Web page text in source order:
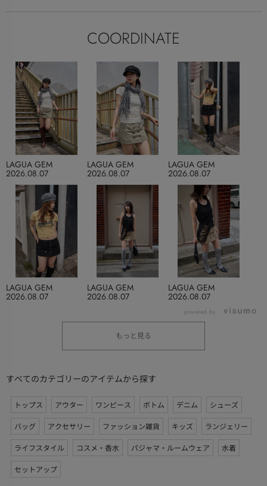
COORDINATE
2026.08.07
LAGUA GEM
2026.08.07
LAGUA GEM
2026.08.07
LAGUA GEM
2026.08.07
LAGUA GEM
2026.08.07
LAGUA GEM
2026.08.07
LAGUA GEM
powered by
もっと見る
すべてのカテゴリーのアイテムから探す
トップス アウター ワンピース ボトム デニム
シューズ
バッグ
アクセサリー ファッション雑貨 キッズ
ランジェリー
ライフスタイル
コスメ・香水 パジャマ・ルームウェア
水着
セットアップ